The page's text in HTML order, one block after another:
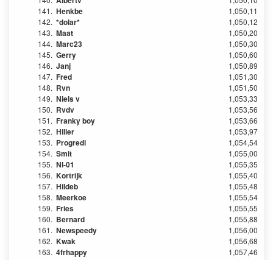
141. Henkbe
1,050,11
142. *dolar*
1,050,12
143. Maat
1,050,20
144. Marc23
1,050,30
145. Gerry
1,050,60
146. Janj
1,050,89
147. Fred
1,051,30
148. Rvn
1,051,50
149. Niels v
1,053,33
150. Rvdv
1,053,56
151. Franky boy
1,053,66
152. Hiller
1,053,97
153. Progredi
1,054,54
154. Smit
1,055,00
155. Nl-01
1,055,35
156. Kortrijk
1,055,40
157. Hildeb
1,055,48
158. Meerkoe
1,055,54
159. Fries
1,055,55
160. Bernard
1,055,88
161. Newspeedy
1,056,00
162. Kwak
1,056,68
163. 4frhappy
1,057,46